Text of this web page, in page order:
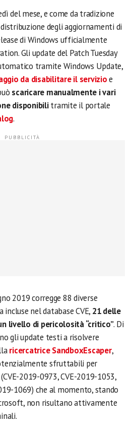
del mese, e come da tradizione
degli aggiornamenti di
di Windows ufficialmente
Gli update del Patch Tuesday
tramite Windows Update,
da disabilitare il servizioe
scaricare manualmente i vari
disponibilitramite il portale
.
2019 corregge 88 diverse
nel database CVE, 21 delle
livello di pericolosità “critico”. Di
gli update testi a risolvere
ricercatrice SandboxEscaper,
sfruttabili per
2019-0973, CVE-2019-1053,
1069) che al momento, stando
non risultano attivamente